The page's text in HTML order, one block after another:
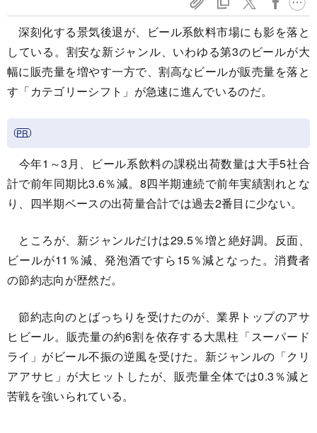
深刻化する景気後退が、ビール系飲料市場にも影を落と
している。割安な新ジャンル、いわゆる第3のビールが大
幅に販売量を増やす一方で、割高なビールが販売量を落と
す「カテゴリーシフト」が急速に進んでいるのだ。
今年1～3月、ビール系飲料の課税出荷数量は大手5社合
計で前年同期比3.6％減。8四半期連続で前年実績割れとな
り、四半期ベースの出荷量合計では過去2番目に少ない。
ところが、新ジャンルだけは29.5％増と絶好調。反面、
ビールが11％減、発泡酒ですら15％減となった。消費者
の節約志向が歴然だ。
節約志向のとばっちりを受けたのが、業界トップのアサ
ヒビール。販売量の約6割を依存する大黒柱「スーパード
ライ」がビール不振の逆風を受けた。新ジャンルの「クリ
アアサヒ」が大ヒットしたが、販売量全体では0.3％減と
苦戦を強いられている。